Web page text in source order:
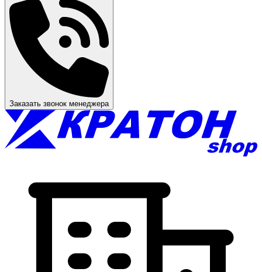
Заказать звонок менеджера